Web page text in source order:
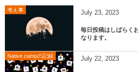
考え事 July 23, 2023
毎日投稿はしばらく
なります。
Native campの記録 July 22, 2023